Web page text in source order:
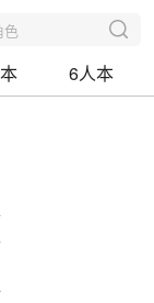
色
6人本